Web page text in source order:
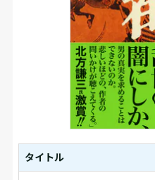
タイトル